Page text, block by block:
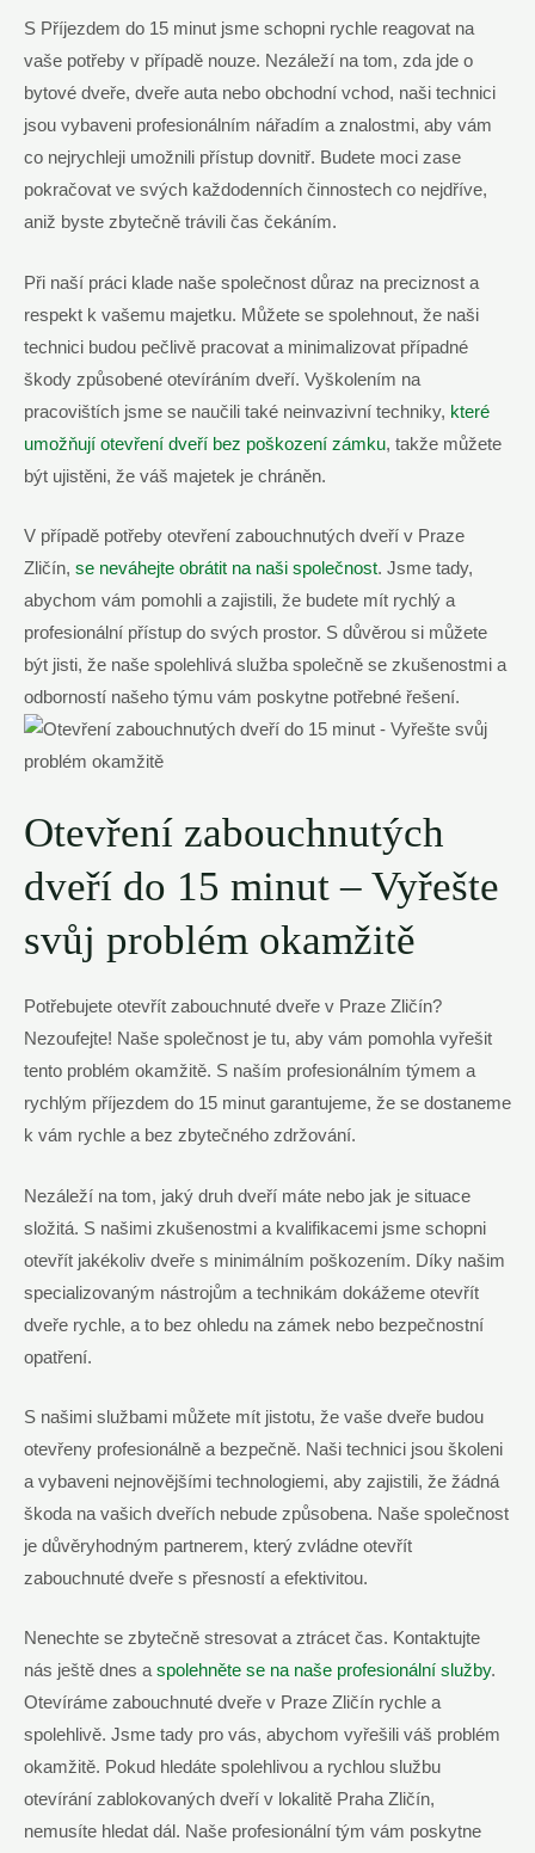
S Příjezdem do 15 minut jsme schopni rychle reagovat na
vaše potřeby v případě nouze. Nezáleží na tom, zda jde o
bytové dveře, dveře auta nebo obchodní vchod, naši technici
jsou vybaveni profesionálním nářadím a znalostmi, aby vám
co nejrychleji umožnili přístup dovnitř. Budete moci zase
pokračovat ve svých každodenních činnostech co nejdříve,
aniž byste zbytečně trávili čas čekáním.
Při naší práci klade naše společnost důraz na preciznost a
respekt k vašemu majetku. Můžete se spolehnout, že naši
technici budou pečlivě pracovat a minimalizovat případné
škody způsobené otevíráním dveří. Vyškolením na
pracovištích jsme se naučili také neinvazivní techniky, které
umožňují otevření dveří bez poškození zámku, takže můžete
být ujistěni, že váš majetek je chráněn.
V případě potřeby otevření zabouchnutých dveří v Praze
Zličín, se neváhejte obrátit na naši společnost. Jsme tady,
abychom vám pomohli a zajistili, že budete mít rychlý a
profesionální přístup do svých prostor. S důvěrou si můžete
být jisti, že naše spolehlivá služba společně se zkušenostmi a
odborností našeho týmu vám poskytne potřebné řešení.
Otevření zabouchnutých
dveří do 15 minut – Vyřešte
svůj problém okamžitě
Potřebujete otevřít zabouchnuté dveře v Praze Zličín?
Nezoufejte! Naše společnost je tu, aby vám pomohla vyřešit
tento problém okamžitě. S naším profesionálním týmem a
rychlým příjezdem do 15 minut garantujeme, že se dostaneme
k vám rychle a bez zbytečného zdržování.
Nezáleží na tom, jaký druh dveří máte nebo jak je situace
složitá. S našimi zkušenostmi a kvalifikacemi jsme schopni
otevřít jakékoliv dveře s minimálním poškozením. Díky našim
specializovaným nástrojům a technikám dokážeme otevřít
dveře rychle, a to bez ohledu na zámek nebo bezpečnostní
opatření.
S našimi službami můžete mít jistotu, že vaše dveře budou
otevřeny profesionálně a bezpečně. Naši technici jsou školeni
a vybaveni nejnovějšími technologiemi, aby zajistili, že žádná
škoda na vašich dveřích nebude způsobena. Naše společnost
je důvěryhodným partnerem, který zvládne otevřít
zabouchnuté dveře s přesností a efektivitou.
Nenechte se zbytečně stresovat a ztrácet čas. Kontaktujte
nás ještě dnes aspolehněte se na naše profesionální služby.
Otevíráme zabouchnuté dveře v Praze Zličín rychle a
spolehlivě. Jsme tady pro vás, abychom vyřešili váš problém
okamžitě. Pokud hledáte spolehlivou a rychlou službu
otevírání zablokovaných dveří v lokalitě Praha Zličín,
nemusíte hledat dál. Naše profesionální tým vám poskytne